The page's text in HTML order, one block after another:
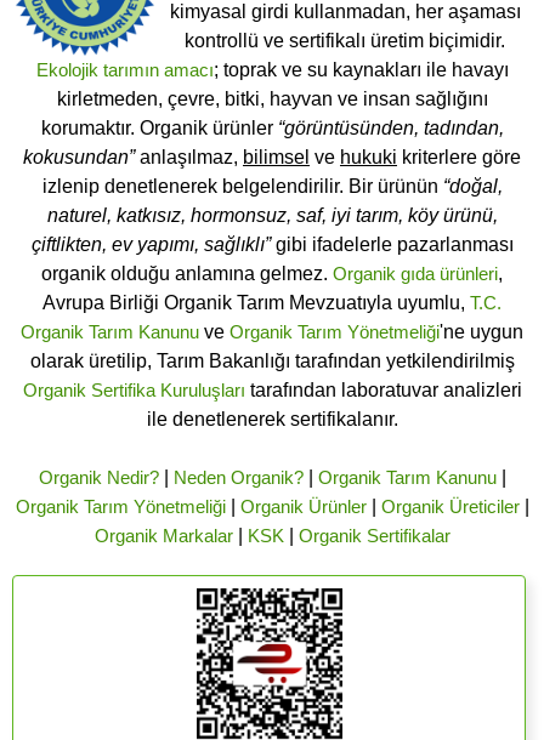
kimyasal girdi kullanmadan, her aşaması
kontrollü ve sertifikalı üretim biçimidir.
Ekolojik tarımın amacı; toprak ve su kaynakları ile havayı
kirletmeden, çevre, bitki, hayvan ve insan sağlığını
korumaktır. Organik ürünler “görüntüsünden, tadından,
kokusundan”anlaşılmaz, bilimsel ve hukuki kriterlere göre
izlenip denetlenerek belgelendirilir. Bir ürünün “doğal,
naturel, katkısız, hormonsuz, saf, iyi tarım, köy ürünü,
çiftlikten, ev yapımı, sağlıklı”gibi ifadelerle pazarlanması
organik olduğu anlamına gelmez. Organik gıda ürünleri,
Avrupa Birliği Organik Tarım Mevzuatıyla uyumlu, T.C.
Organik Tarım Kanunu ve Organik Tarım Yönetmeliği'ne uygun
olarak üretilip, Tarım Bakanlığı tarafından yetkilendirilmiş
Organik Sertifika Kuruluşları tarafından laboratuvar analizleri
ile denetlenerek sertifikalanır.
Organik Nedir?| Neden Organik?| Organik Tarım Kanunu|
Organik Tarım Yönetmeliği| Organik Ürünler| Organik Üreticiler|
Organik Markalar| KSK Organik Sertifikalar